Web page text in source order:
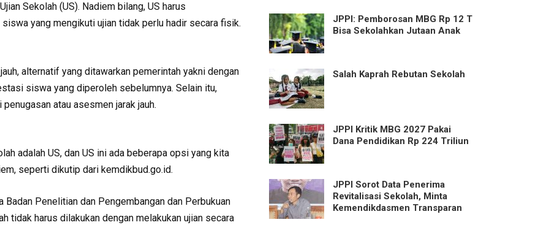
Sekolah (US). Nadiem bilang, US harus
yang mengikuti ujian tidak perlu hadir secara fisik.
alternatif yang ditawarkan pemerintah yakni dengan
siswa yang diperoleh sebelumnya. Selain itu,
atau asesmen jarak jauh.
adalah US, dan US ini ada beberapa opsi yang kita
seperti dikutip dari kemdikbud.go.id.
Penelitian dan Pengembangan dan Perbukuan
tidak harus dilakukan dengan melakukan ujian secara
JPPI: Pemborosan MBG Rp 12 T
Bisa Sekolahkan Jutaan Anak
Salah Kaprah Rebutan Sekolah
JPPI Kritik MBG 2027 Pakai
Dana Pendidikan Rp 224 Triliun
JPPI Sorot Data Penerima
Revitalisasi Sekolah, Minta
Kemendikdasmen Transparan